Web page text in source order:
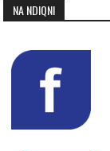
NA NDIQNI